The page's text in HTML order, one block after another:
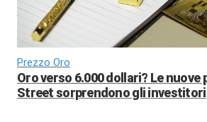
Prezzo Oro
Oro verso 6.000 dollari? Le nuove
Street sorprendono gli investitori